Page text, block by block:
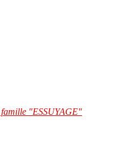
"ESSUYAGE"